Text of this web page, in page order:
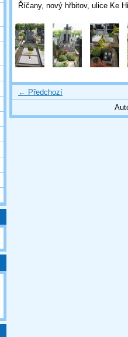
Říčany, nový hřbitov, ulice Ke
← Předchozí